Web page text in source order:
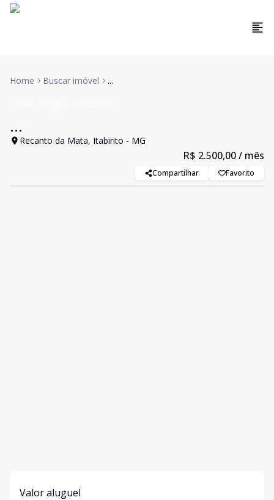
Home Buscar imóvel ...
...
Recanto da Mata, Itabirito - MG
R$ 2.500,00/ mês
Compartilhar Favorito
Valor aluguel